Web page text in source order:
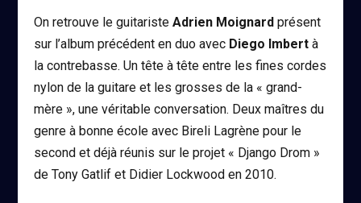
On retrouve le guitaristeAdrien Moignard présent
sur l’album précédent en duo avec Diego Imbert à
la contrebasse. Un tête à tête entre les fines cordes
nylon de la guitare et les grosses de la « grand-
mère », une véritable conversation. Deux maîtres du
genre à bonne école avec Bireli Lagrène pour le
second et déjà réunis sur le projet « Django Drom »
de Tony Gatlif et Didier Lockwood en 2010.